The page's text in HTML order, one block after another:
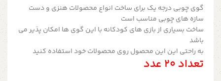
گوی چوبی درجه یک برای ساخت انواع محصولات هنزی و دست
سازه های چوبی مناسب است
ساخت بسیاری از بازی های کودکانه با این گوی ها امکان پذیر می
باشد
به راحتی این این محصول روی محصولات خود استفاده کنید
تعداد 20 عدد